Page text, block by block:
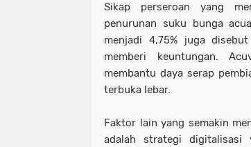
Sikap perseroan yang
penurunan suku bunga
menjadi 4,75% juga
memberi keuntungan.
membantu daya serap
terbuka lebar.
Faktor lain yang semakin
adalah strategi digitalisasi